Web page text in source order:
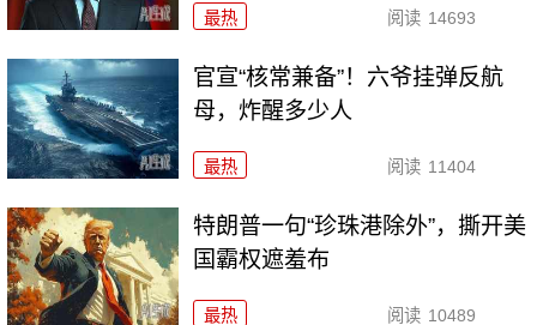
最热 阅读 14693
官宣“核常兼备”！六爷挂弹反航
母，炸醒多少人
最热 阅读 11404
特朗普一句“珍珠港除外”，撕开美
国霸权遮羞布
最热 阅读 10489